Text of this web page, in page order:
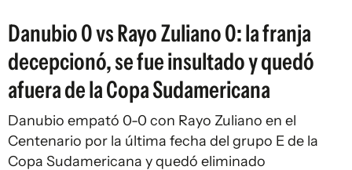
Danubio 0 vs Rayo Zuliano 0: la franja
decepcionó, se fue insultado y quedó
afuera de la Copa Sudamericana
Danubio empató 0-0 con Rayo Zuliano en el
Centenario por la última fecha del grupo E de la
Copa Sudamericana y quedó eliminado